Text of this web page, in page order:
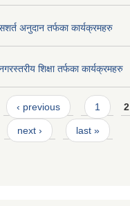
अनुदान तर्फका कार्यक्रमहरु
शिक्षा तर्फका कार्यक्रमहरु
‹ previous 1 2
next › last »